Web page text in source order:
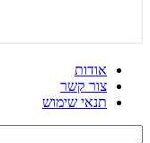
אודות
צור קשר
תנאי שימוש